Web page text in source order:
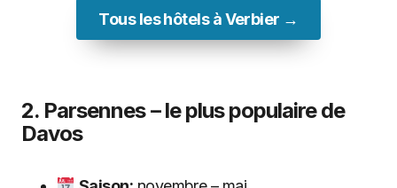
Tous les hôtels à Verbier →
2. Parsennes – le plus populaire de
Davos